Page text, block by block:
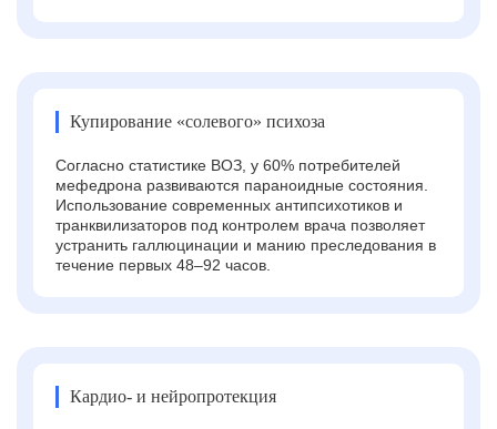
Купирование «солевого» психоза
Согласно статистике ВОЗ, у 60% потребителей
мефедрона развиваются параноидные состояния.
Использование современных антипсихотиков и
транквилизаторов под контролем врача позволяет
устранить галлюцинации и манию преследования в
течение первых 48–92 часов.
Кардио- и нейропротекция